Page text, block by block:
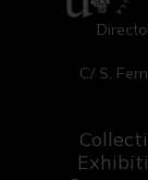
C/ S.